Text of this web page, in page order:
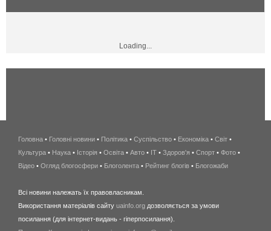
Loading...
беспроводной
интернет
киев
wimax
Головна • Головні новини • Політика • Суспільство • Економіка • Світ •
Культура • Наука • Історія • Освіта • Авто • IT • Здоров'я • Спорт • Фото •
Відео • Огляд блогосфери • Блоголента • Рейтинг блогів • Блогожаби
Всі новини належать їх правовласникам.
Використання матеріалів сайту uainfo.org дозволяється за умови
посилання (для інтернет-видань - гіперпосилання).